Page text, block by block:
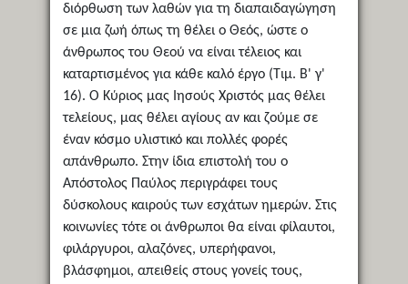
διόρθωση των λαθών για τη διαπαιδαγώγηση
σε μια ζωή όπως τη θέλει ο Θεός, ώστε ο
άνθρωπος του Θεού να είναι τέλειος και
καταρτισμένος για κάθε καλό έργο (Τιμ. Β' γ'
16). Ο Κύριος μας Ιησούς Χριστός μας θέλει
τελείους, μας θέλει αγίους αν και ζούμε σε
έναν κόσμο υλιστικό και πολλές φορές
απάνθρωπο. Στην ίδια επιστολή του ο
Απόστολος Παύλος περιγράφει τους
δύσκολους καιρούς των εσχάτων ημερών. Στις
κοινωνίες τότε οι άνθρωποι θα είναι φίλαυτοι,
φιλάργυροι, αλαζόνες, υπερήφανοι,
βλάσφημοι, απειθείς στους γονείς τους,